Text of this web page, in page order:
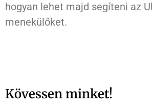
hogyan lehet majd segíteni az
menekülőket.
Kövessen minket!